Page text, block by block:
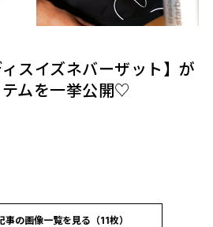
ィスイズネバーザット】が
ムを一挙公開♡
事の画像一覧を見る（11枚）